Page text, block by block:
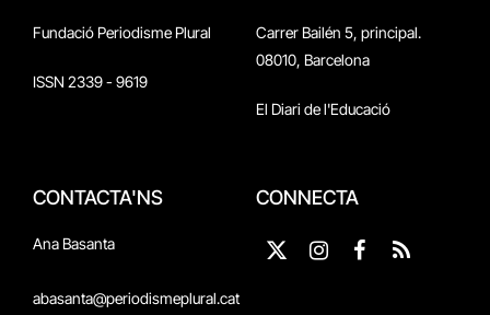
Fundació Periodisme Plural
ISSN 2339 - 9619
Carrer Bailén 5, principal.
08010, Barcelona
El Diari de l'Educació
CONTACTA'NS
Ana Basanta
abasanta@periodismeplural.cat
CONNECTA
X
Instagram
Facebook
RSS